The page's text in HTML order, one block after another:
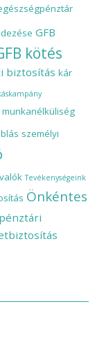
GFB
kötés
biztosítás kár
munkanélküliség
személyi
Tevékenységeink
Önkéntes